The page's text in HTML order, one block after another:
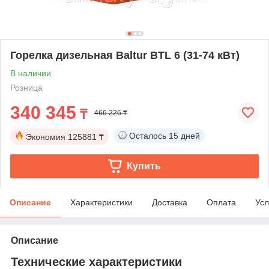
Горелка дизельная Baltur BTL 6 (31-74 кВт)
В наличии
Розница
340 345 ₸ 466 226 ₸
Экономия 125881 ₸ Осталось 15 дней
Купить
Описание Характеристики Доставка Оплата
Описание
Технические характеристики